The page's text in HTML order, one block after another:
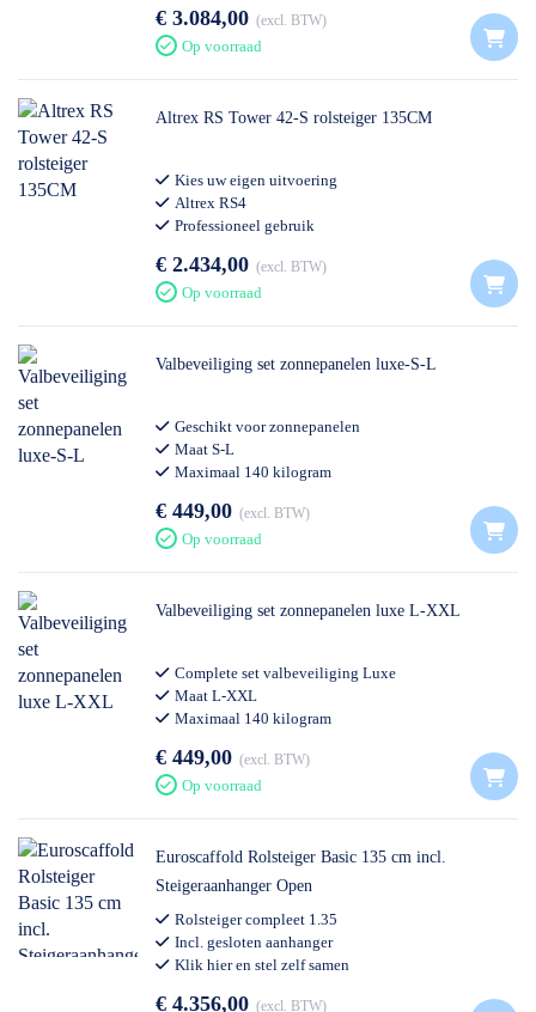
€ 3.084,00 excl. BTW
Op voorraad
Altrex RS Tower 42-S rolsteiger 135CM
Kies uw eigen uitvoering
Altrex RS4
Professioneel gebruik
€ 2.434,00 excl. BTW
Op voorraad
Valbeveiliging set zonnepanelen luxe-S-L
Geschikt voor zonnepanelen
Maat S-L
Maximaal 140 kilogram
€ 449,00 excl. BTW
Op voorraad
Valbeveiliging set zonnepanelen luxe L-XXL
Complete set valbeveiliging Luxe
Maat L-XXL
Maximaal 140 kilogram
€ 449,00 excl. BTW
Op voorraad
Euroscaffold Rolsteiger Basic 135 cm incl.
Steigeraanhanger Open
Rolsteiger compleet 1.35
Incl. gesloten aanhanger
Klik hier en stel zelf samen
€ 4.356,00 excl. BTW